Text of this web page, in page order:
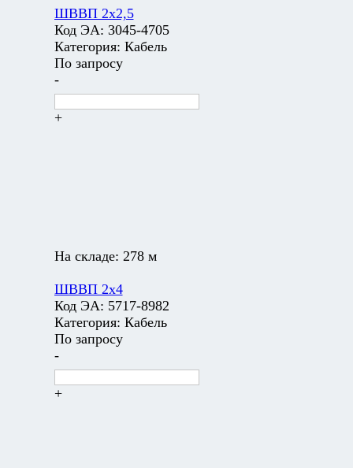
ШВВП 2х2,5
Код ЭА: 3045-4705
Категория: Кабель
По запросу
-
+
На складе: 278 м
ШВВП 2х4
Код ЭА: 5717-8982
Категория: Кабель
По запросу
-
+